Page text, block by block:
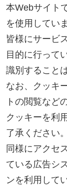
2014年5月1日制
北信地域
新築サイト は